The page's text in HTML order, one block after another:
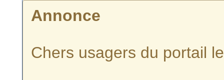
Annonce
Chers usagers du portail